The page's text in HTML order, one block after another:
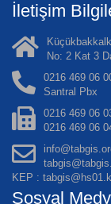
İletişim
No: 2 Kat 3
0216 469 06
Santral Pbx
0216 469 06
0216 469 06
KEP :
Sosyal